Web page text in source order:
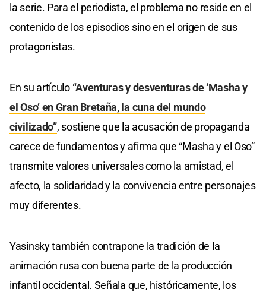
la serie. Para el periodista, el problema no reside en el
contenido de los episodios sino en el origen de sus
protagonistas.
En su artículo “Aventuras y desventuras de ‘Masha y
el Oso’ en Gran Bretaña, la cuna del mundo
civilizado”, sostiene que la acusación de propaganda
carece de fundamentos y afirma que “Masha y el Oso”
transmite valores universales como la amistad, el
afecto, la solidaridad y la convivencia entre personajes
muy diferentes.
Yasinsky también contrapone la tradición de la
animación rusa con buena parte de la producción
infantil occidental. Señala que, históricamente, los